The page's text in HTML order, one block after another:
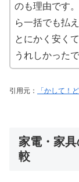
のも理由です
ら一括でも払
とにかく安く
うれしかったで
引用元： 「かして！
家電・家
較